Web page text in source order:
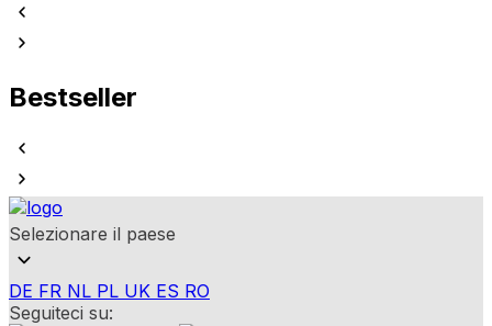
Bestseller
Selezionare il paese
DE FR NL PL UK ES RO
Seguiteci su: